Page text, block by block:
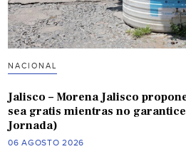
NACIONAL
Jalisco – Morena Jalisco
sea gratis mientras no
Jornada)
06 AGOSTO 2026